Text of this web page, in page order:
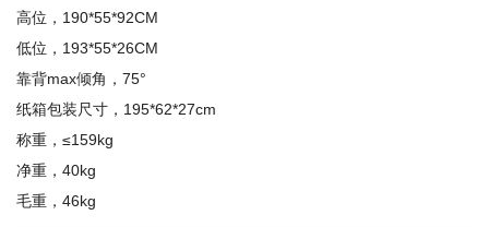
高位，190*55*92CM
低位，193*55*26CM
靠背max倾角，75°
纸箱包装尺寸，195*62*27cm
称重，≤159kg
净重，40kg
毛重，46kg